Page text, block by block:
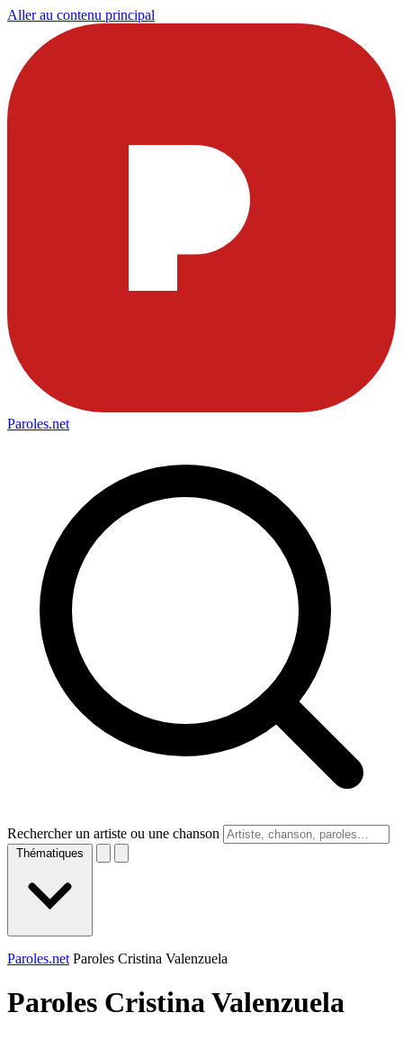
Aller au contenu principal
Paroles.net
Rechercher un artiste ou une chanson
Thématiques
Paroles.net Paroles Cristina Valenzuela
Paroles Cristina Valenzuela